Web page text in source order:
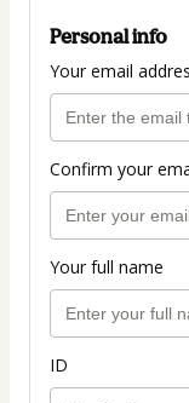
Personal info
Your email
Confirm your
Your full name
ID